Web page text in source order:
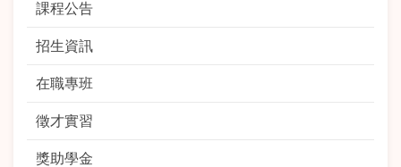
課程公告
招生資訊
在職專班
徵才實習
獎助學金